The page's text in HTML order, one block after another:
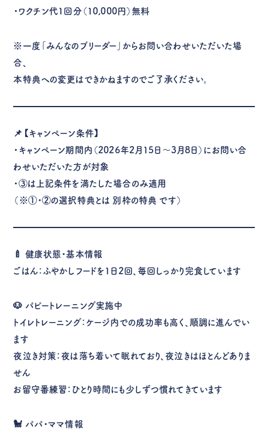
・ワクチン代1回分（10,000円）無料
※一度「みんなのブリーダー」からお問い合わせいただいた場
合、
本特典への変更はできかねますのでご了承ください。
📌【キャンペーン条件】
・キャンペーン期間内（2026年2月15日〜3月8日）にお問い合
わせいただいた方が対象
・③は上記条件を満たした場合のみ適用
（※①・②の選択特典とは 別枠の特典 です）
🍼 健康状態・基本情報
ごはん：ふやかしフードを1日2回、毎回しっかり完食しています
🐶 パピートレーニング実施中
トイレトレーニング：ケージ内での成功率も高く、順調に進んでい
ます
夜泣き対策：夜は落ち着いて眠れており、夜泣きはほとんどありま
せん
お留守番練習：ひとり時間にも少しずつ慣れてきています
🐩 パパ・ママ情報